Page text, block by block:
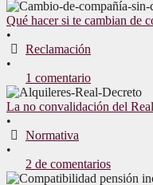
Qué hacer si te cambian de
•
Reclamación
•
1 comentario
La no convalidación del
•
Normativa
•
2 de comentarios